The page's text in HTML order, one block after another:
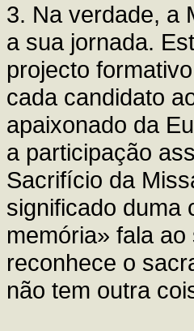
3. Na verdade, a
a sua jornada.
projecto
cada candidato
apaixonado da
a participação
Sacrifício da
significado duma
memória» fala
reconhece o
não tem outra